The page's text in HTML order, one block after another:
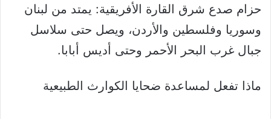
حزام صدع شرق القارة الأفريقية: يمتد من لبنان
وسوريا وفلسطين والأردن، ويصل حتى سلاسل
جبال غرب البحر الأحمر وحتى أديس أبابا.
ماذا تفعل لمساعدة ضحايا الكوارث الطبيعية